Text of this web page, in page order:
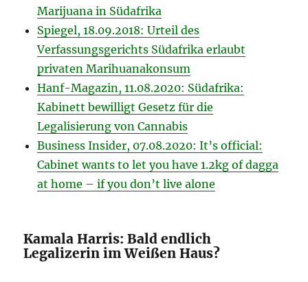
Marijuana in Südafrika
Spiegel, 18.09.2018: Urteil des
Verfassungsgerichts Südafrika erlaubt
privaten Marihuanakonsum
Hanf-Magazin, 11.08.2020: Südafrika:
Kabinett bewilligt Gesetz für die
Legalisierung von Cannabis
Business Insider, 07.08.2020: It’s official:
Cabinet wants to let you have 1.2kg of dagga
at home – if you don’t live alone
Kamala Harris: Bald endlich
Legalizerin im Weißen Haus?